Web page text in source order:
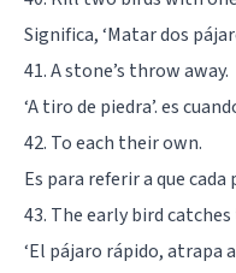
Significa, ‘Matar dos
41. A stone’s throw away.
‘A tiro de piedra’. es
42. To each their own.
Es para referir a que
43. The early bird
‘El pájaro rápido, atrapa